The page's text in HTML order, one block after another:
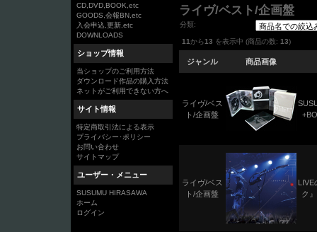
CD,DVD,BOOK,etc
GOODS,会報BN,etc
入会申込,更新,etc
DOWNLOADS
ショップ情報
当ショップのご利用方法
ダウンロード作品の購入方法
ネットがご利用できない方へ
サイト情報
特定商取引法による表示
プライバシー･ポリシー
お問い合わせ
サイトマップ
ユーザー・メニュー
SUSUMU HIRASAWA
ホーム
ログイン
ライヴ/ベスト/企画盤
分類:
11 から13 を表示中 (商品の数:13)
ジャンル 商品画像
ライヴ/ベス
ト/企画盤
ライヴ/ベス
ト/企画盤
ク